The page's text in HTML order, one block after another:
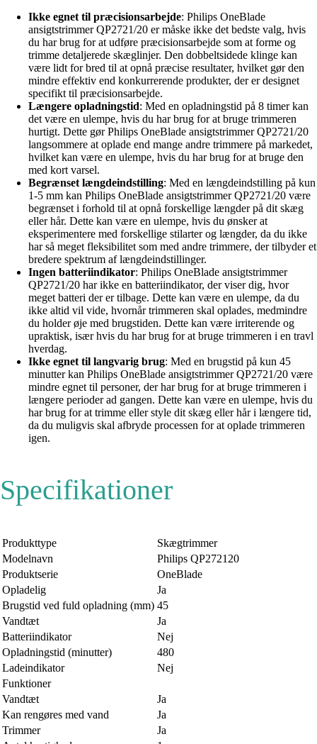
Ikke egnet til præcisionsarbejde: Philips OneBlade
ansigtstrimmer QP2721/20 er måske ikke det bedste valg, hvis
du har brug for at udføre præcisionsarbejde som at forme og
trimme detaljerede skæglinjer. Den dobbeltsidede klinge kan
være lidt for bred til at opnå præcise resultater, hvilket gør den
mindre effektiv end konkurrerende produkter, der er designet
specifikt til præcisionsarbejde.
Længere opladningstid: Med en opladningstid på 8 timer kan
det være en ulempe, hvis du har brug for at bruge trimmeren
hurtigt. Dette gør Philips OneBlade ansigtstrimmer QP2721/20
langsommere at oplade end mange andre trimmere på markedet,
hvilket kan være en ulempe, hvis du har brug for at bruge den
med kort varsel.
Begrænset længdeindstilling: Med en længdeindstilling på kun
1-5 mm kan Philips OneBlade ansigtstrimmer QP2721/20 være
begrænset i forhold til at opnå forskellige længder på dit skæg
eller hår. Dette kan være en ulempe, hvis du ønsker at
eksperimentere med forskellige stilarter og længder, da du ikke
har så meget fleksibilitet som med andre trimmere, der tilbyder et
bredere spektrum af længdeindstillinger.
Ingen batteriindikator: Philips OneBlade ansigtstrimmer
QP2721/20 har ikke en batteriindikator, der viser dig, hvor
meget batteri der er tilbage. Dette kan være en ulempe, da du
ikke altid vil vide, hvornår trimmeren skal oplades, medmindre
du holder øje med brugstiden. Dette kan være irriterende og
upraktisk, især hvis du har brug for at bruge trimmeren i en travl
hverdag.
Ikke egnet til langvarig brug: Med en brugstid på kun 45
minutter kan Philips OneBlade ansigtstrimmer QP2721/20 være
mindre egnet til personer, der har brug for at bruge trimmeren i
længere perioder ad gangen. Dette kan være en ulempe, hvis du
har brug for at trimme eller style dit skæg eller hår i længere tid,
da du muligvis skal afbryde processen for at oplade trimmeren
igen.
Specifikationer
Produkttype
Skægtrimmer
Modelnavn
Philips QP272120
Produktserie
OneBlade
Opladelig
Ja
Brugstid ved fuld opladning (mm) 45
Vandtæt
Ja
Batteriindikator
Nej
Opladningstid (minutter)
480
Ladeindikator
Nej
Funktioner
Vandtæt
Ja
Kan rengøres med vand
Ja
Trimmer
Ja